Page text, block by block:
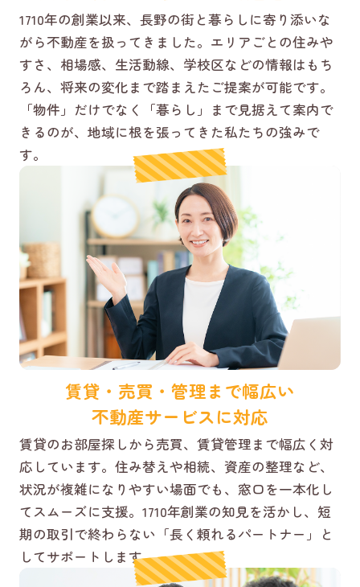
1710年の創業以来、長野の街と暮らしに寄り添いな
がら不動産を扱ってきました。エリアごとの住みや
すさ、相場感、生活動線、学校区などの情報はもち
ろん、将来の変化まで踏まえたご提案が可能です。
「物件」だけでなく「暮らし」まで見据えて案内で
きるのが、地域に根を張ってきた私たちの強みで
す。
賃貸・売買・管理まで幅広い
不動産サービスに対応
賃貸のお部屋探しから売買、賃貸管理まで幅広く対
応しています。住み替えや相続、資産の整理など、
状況が複雑になりやすい場面でも、窓口を一本化し
てスムーズに支援。1710年創業の知見を活かし、短
期の取引で終わらない「長く頼れるパートナー」と
してサポートします。